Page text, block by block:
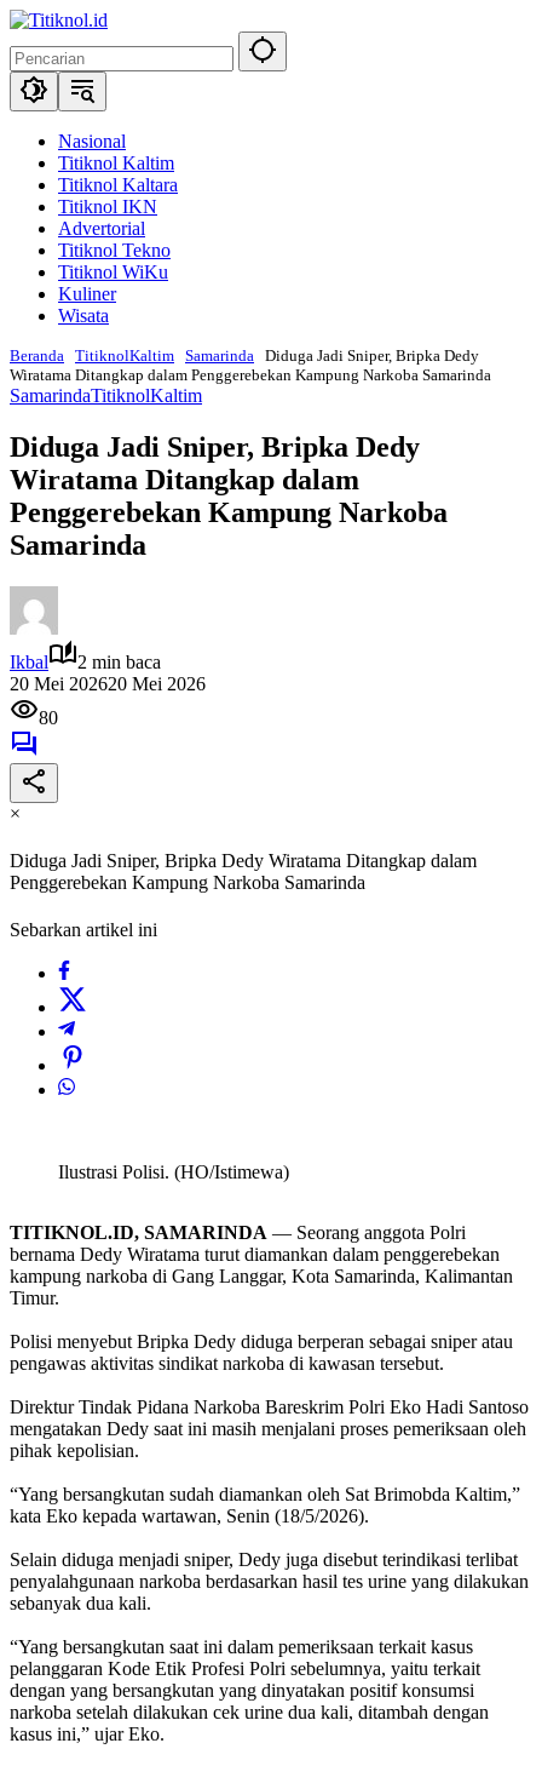
Langsung
konten
Nasional
Titiknol Kaltim
Titiknol Kaltara
Titiknol IKN
Advertorial
Titiknol Tekno
Titiknol WiKu
Kuliner
Wisata
Beranda TitiknolKaltim Samarinda Diduga Jadi Sniper, Bripka Dedy
Wiratama Ditangkap dalam Penggerebekan Kampung Narkoba Samarinda
SamarindaTitiknolKaltim
Diduga Jadi Sniper, Bripka Dedy
Wiratama Ditangkap dalam
Penggerebekan Kampung Narkoba
Samarinda
Ikbal
2 min baca
20 Mei 202620 Mei 2026
80
×
Diduga Jadi Sniper, Bripka Dedy Wiratama Ditangkap dalam
Penggerebekan Kampung Narkoba Samarinda
Sebarkan artikel ini
Ilustrasi Polisi. (HO/Istimewa)
TITIKNOL.ID, SAMARINDA — Seorang anggota Polri
bernama Dedy Wiratama turut diamankan dalam penggerebekan
kampung narkoba di Gang Langgar, Kota Samarinda, Kalimantan
Timur.
‎Polisi menyebut Bripka Dedy diduga berperan sebagai sniper atau
pengawas aktivitas sindikat narkoba di kawasan tersebut.
‎Direktur Tindak Pidana Narkoba Bareskrim Polri Eko Hadi Santoso
mengatakan Dedy saat ini masih menjalani proses pemeriksaan oleh
pihak kepolisian.
‎“Yang bersangkutan sudah diamankan oleh Sat Brimobda Kaltim,”
kata Eko kepada wartawan, Senin (18/5/2026).
‎Selain diduga menjadi sniper, Dedy juga disebut terindikasi terlibat
penyalahgunaan narkoba berdasarkan hasil tes urine yang dilakukan
sebanyak dua kali.
‎“Yang bersangkutan saat ini dalam pemeriksaan terkait kasus
pelanggaran Kode Etik Profesi Polri sebelumnya, yaitu terkait
dengan yang bersangkutan yang dinyatakan positif konsumsi
narkoba setelah dilakukan cek urine dua kali, ditambah dengan
kasus ini,” ujar Eko.